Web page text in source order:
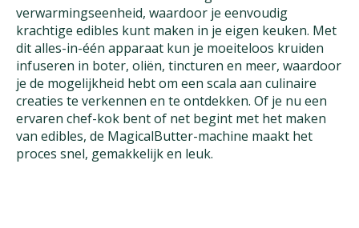
verwarmingseenheid, waardoor je eenvoudig
krachtige edibles kunt maken in je eigen keuken. Met
dit alles-in-één apparaat kun je moeiteloos kruiden
infuseren in boter, oliën, tincturen en meer, waardoor
je de mogelijkheid hebt om een scala aan culinaire
creaties te verkennen en te ontdekken. Of je nu een
ervaren chef-kok bent of net begint met het maken
van edibles, de MagicalButter-machine maakt het
proces snel, gemakkelijk en leuk.